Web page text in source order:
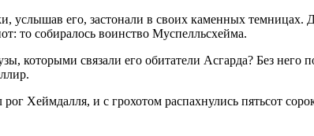
его, застонали в своих каменных темницах.
то собиралось воинство Муспелльсхейма.
связали его обитатели Асгарда? Без него
Хеймдалля, и с грохотом распахнулись пятьсот